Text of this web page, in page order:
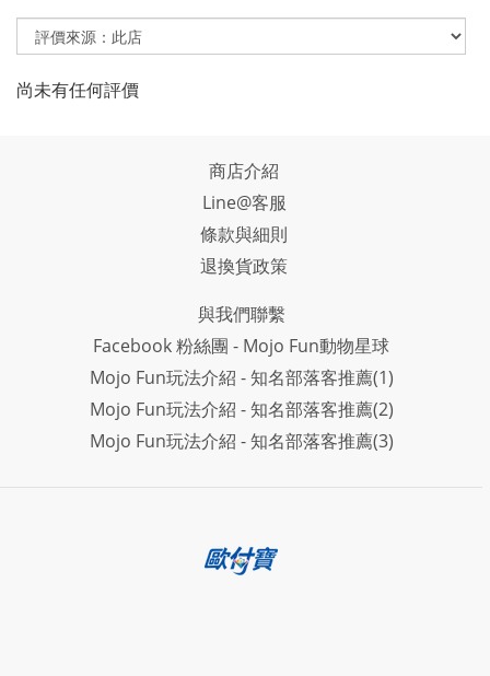
尚未有任何評價
商店介紹
Line@客服
條款與細則
退換貨政策
與我們聯繫
Facebook 粉絲團 - Mojo Fun動物星球
Mojo Fun玩法介紹 - 知名部落客推薦(1)
Mojo Fun玩法介紹 - 知名部落客推薦(2)
Mojo Fun玩法介紹 - 知名部落客推薦(3)